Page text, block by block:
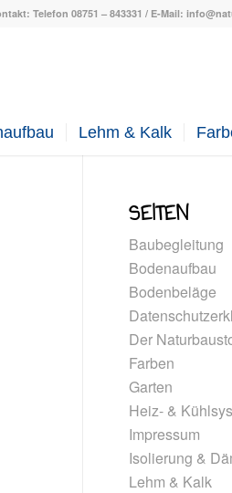
Telefon 08751 – 843331 / E-Mail:
Lehm & Kalk
SEITEN
Baubegleitung
Bodenaufbau
Bodenbeläge
Der
Farben
Garten
Heiz- &
Impressum
Isolierung &
Lehm & Kalk